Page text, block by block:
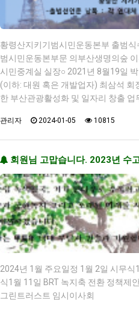
황령산지키기범시민운동본부 출범
범시민운동본부문 의부산생명의숲
시민중계실 실장○ 2021년 8월19일
(이하: 대원 혹은 개발업자) 최삼석 회
한 부산관광활성화 및 일자리 창출 업
관리자 2024-01-05 10815
회원님 고맙습니다. 2023년 수
2024년 1월 주요일정 1월 2일 시무
식1월 11일 BRT 녹지축 전환 정책제
그린트러스트 임시이사회